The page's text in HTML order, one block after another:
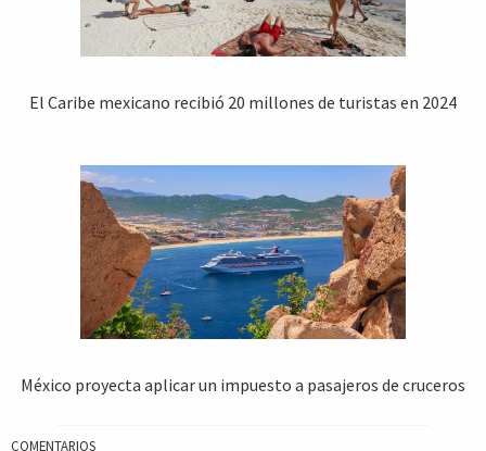
El Caribe mexicano recibió 20 millones de turistas en 2024
México proyecta aplicar un impuesto a pasajeros de cruceros
COMENTARIOS